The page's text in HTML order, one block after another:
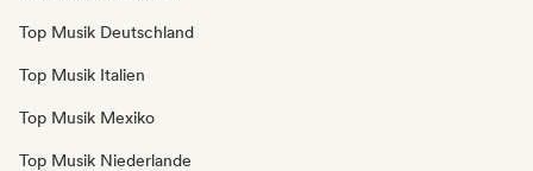
Top Musik Deutschland
Top Musik Italien
Top Musik Mexiko
Top Musik Niederlande